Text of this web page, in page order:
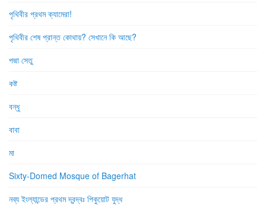
পৃথিবীর প্রথম ক্যামেরা!
পৃথিবীর শেষ প্রান্ত কোথায়? সেখানে কি আছে?
পদ্মা সেতু
কষ্ট
বন্ধু
বাবা
মা
Sixty-Domed Mosque of Bagerhat
নব্য ইংল্যান্ডের প্রথম দ্বন্দ্বঃ পিকুয়োট যুদ্ধ